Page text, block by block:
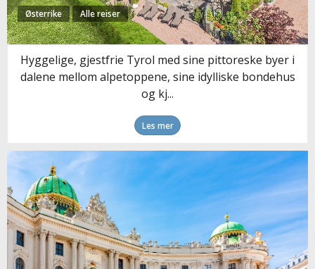
Østerrike Alle reiser
Hyggelige, gjestfrie Tyrol med sine pittoreske byer i
dalene mellom alpetoppene, sine idylliske bondehus
og kj...
Les mer